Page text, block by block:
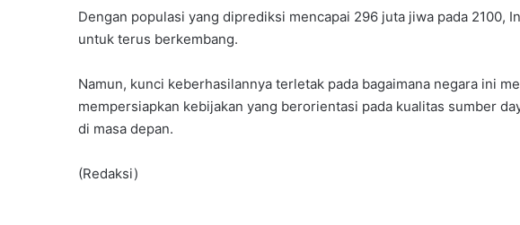
Dengan populasi yang diprediksi mencapai 296 juta jiwa pada 2100,
untuk terus berkembang.
Namun, kunci keberhasilannya terletak pada bagaimana negara ini
mempersiapkan kebijakan yang berorientasi pada kualitas sumber
di masa depan.
(Redaksi)